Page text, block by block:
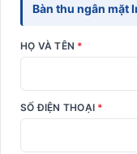
Bàn thu ngân mặt
HỌ VÀ TÊN *
SỐ ĐIỆN THOẠI *